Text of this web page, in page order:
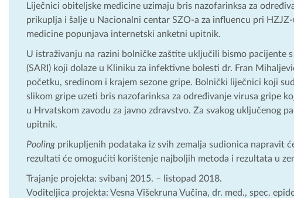
Liječnici obiteljske medicine uzimaju bris nazofarinksa za
prikuplja i šalje u Nacionalni centar SZO-a za influencu pri
medicine popunjava internetski anketni upitnik.
U istraživanju na razini bolničke zaštite uključili bismo pacijente
(SARI) koji dolaze u Kliniku za infektivne bolesti dr. Fran
početku, sredinom i krajem sezone gripe. Bolnički liječnici koji
slikom gripe uzeti bris nazofarinksa za određivanje virusa gripe
u Hrvatskom zavodu za javno zdravstvo. Za svakog uključenog
upitnik.
Pooling prikupljenih podataka iz svih zemalja sudionica napravit
rezultati će omogućiti korištenje najboljih metoda i rezultata u
Trajanje projekta: svibanj 2015. – listopad 2018.
Voditeljica projekta: Vesna Višekruna Vučina, dr. med., spec.